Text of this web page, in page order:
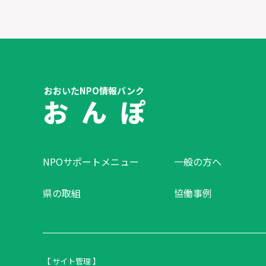
おおいたNPO情報バンク
お ん ぽ
NPOサポートメニュー 一般の方へ
県の取組 協働事例
【 サイト管理 】